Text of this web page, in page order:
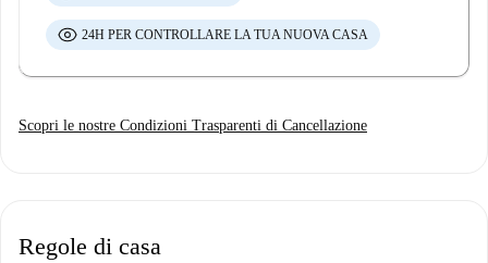
24H PER CONTROLLARE LA TUA NUOVA CASA
Scopri le nostre Condizioni Trasparenti di Cancellazione
Regole di casa